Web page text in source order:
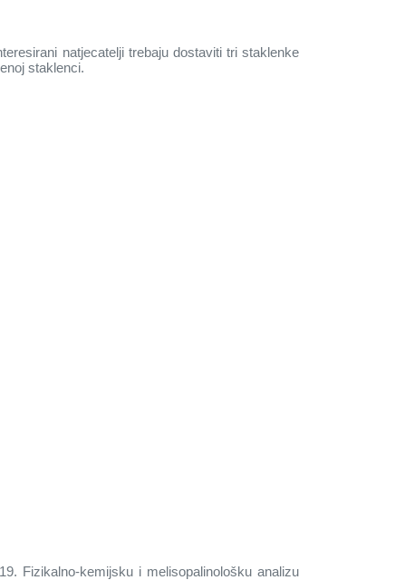
natjecatelji trebaju dostaviti tri staklenke
staklenci.
Fizikalno-kemijsku i melisopalinološku analizu